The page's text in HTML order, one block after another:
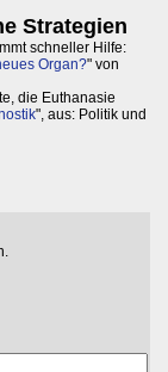
Strategien
schneller Hilfe:
Organ?" von
die Euthanasie
", aus: Politik und